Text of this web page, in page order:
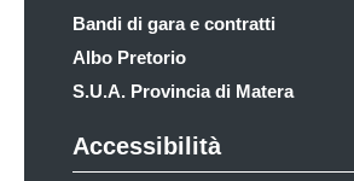
Bandi di gara e contratti
Albo Pretorio
S.U.A. Provincia di Matera
Accessibilità